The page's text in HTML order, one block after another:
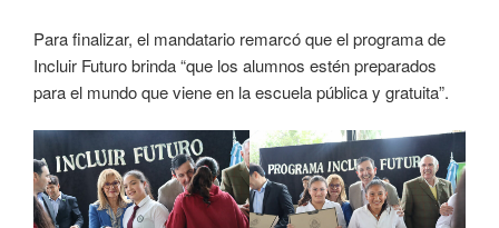
Para finalizar, el mandatario remarcó que el programa de
Incluir Futuro brinda “que los alumnos estén preparados
para el mundo que viene en la escuela pública y gratuita”.